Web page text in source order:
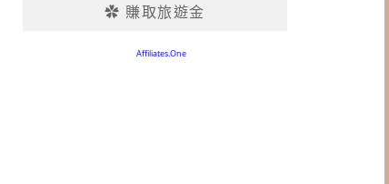
✿ 賺取旅遊金